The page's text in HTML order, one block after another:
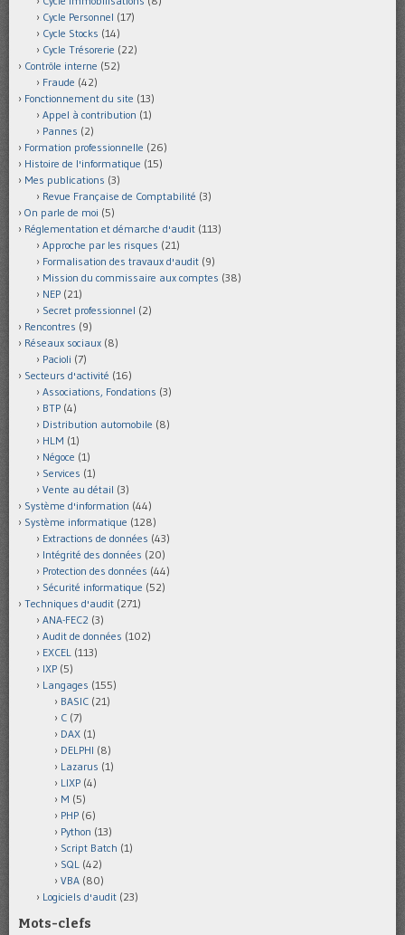
Cycle Personnel (17)
Cycle Stocks (14)
Cycle Trésorerie (22)
Contrôle interne (52)
Fraude (42)
Fonctionnement du site (13)
Appel à contribution (1)
Pannes (2)
Formation professionnelle (26)
Histoire de l'informatique (15)
Mes publications (3)
Revue Française de Comptabilité (3)
On parle de moi (5)
Réglementation et démarche d'audit (113)
Approche par les risques (21)
Formalisation des travaux d'audit (9)
Mission du commissaire aux comptes (38)
NEP (21)
Secret professionnel (2)
Rencontres (9)
Réseaux sociaux (8)
Pacioli (7)
Secteurs d'activité (16)
Associations, Fondations (3)
BTP (4)
Distribution automobile (8)
HLM (1)
Négoce (1)
Services (1)
Vente au détail (3)
Système d'information (44)
Système informatique (128)
Extractions de données (43)
Intégrité des données (20)
Protection des données (44)
Sécurité informatique (52)
Techniques d'audit (271)
ANA-FEC2 (3)
Audit de données (102)
EXCEL (113)
IXP (5)
Langages (155)
BASIC (21)
C (7)
DAX (1)
DELPHI (8)
Lazarus (1)
LIXP (4)
M (5)
PHP (6)
Python (13)
Script Batch (1)
SQL (42)
VBA (80)
Logiciels d'audit (23)
Mots-clefs